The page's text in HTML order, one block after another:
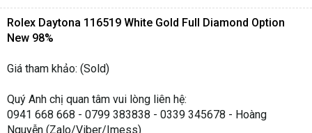
Rolex Daytona 116519 White Gold Full Diamond Option
New 98%
Giá tham khảo: (Sold)
Quý Anh chị quan tâm vui lòng liên hệ:
0941 668 668 - 0799 383838 - 0339 345678 - Hoàng
Nguyễn (Zalo/Viber/Imess)